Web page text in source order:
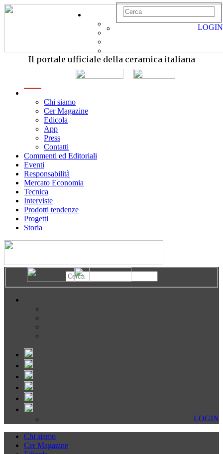
Il portale ufficiale della ceramica italiana
Chi siamo
Cer Magazine
Edicola
App
Press
Contatti
Commenti ed Editoriali
Eventi
Responsabilità
Mercato Economia
Tecnica
Interviste
Prodotti tendenze
Progetti
Storia
LOGIN
LOGIN
Chi siamo
Cer Magazine